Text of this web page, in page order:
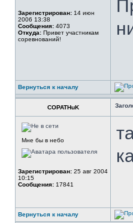
Зарегистрирован: 14 июн
2006 13:38
Сообщения: 4073
Откуда: Привет участникам
соревнований!
Вернуться к началу
COPATHuK
Мне бы в небо
Зарегистрирован: 25 авг 2004
10:15
Сообщения: 17841
Вернуться к началу